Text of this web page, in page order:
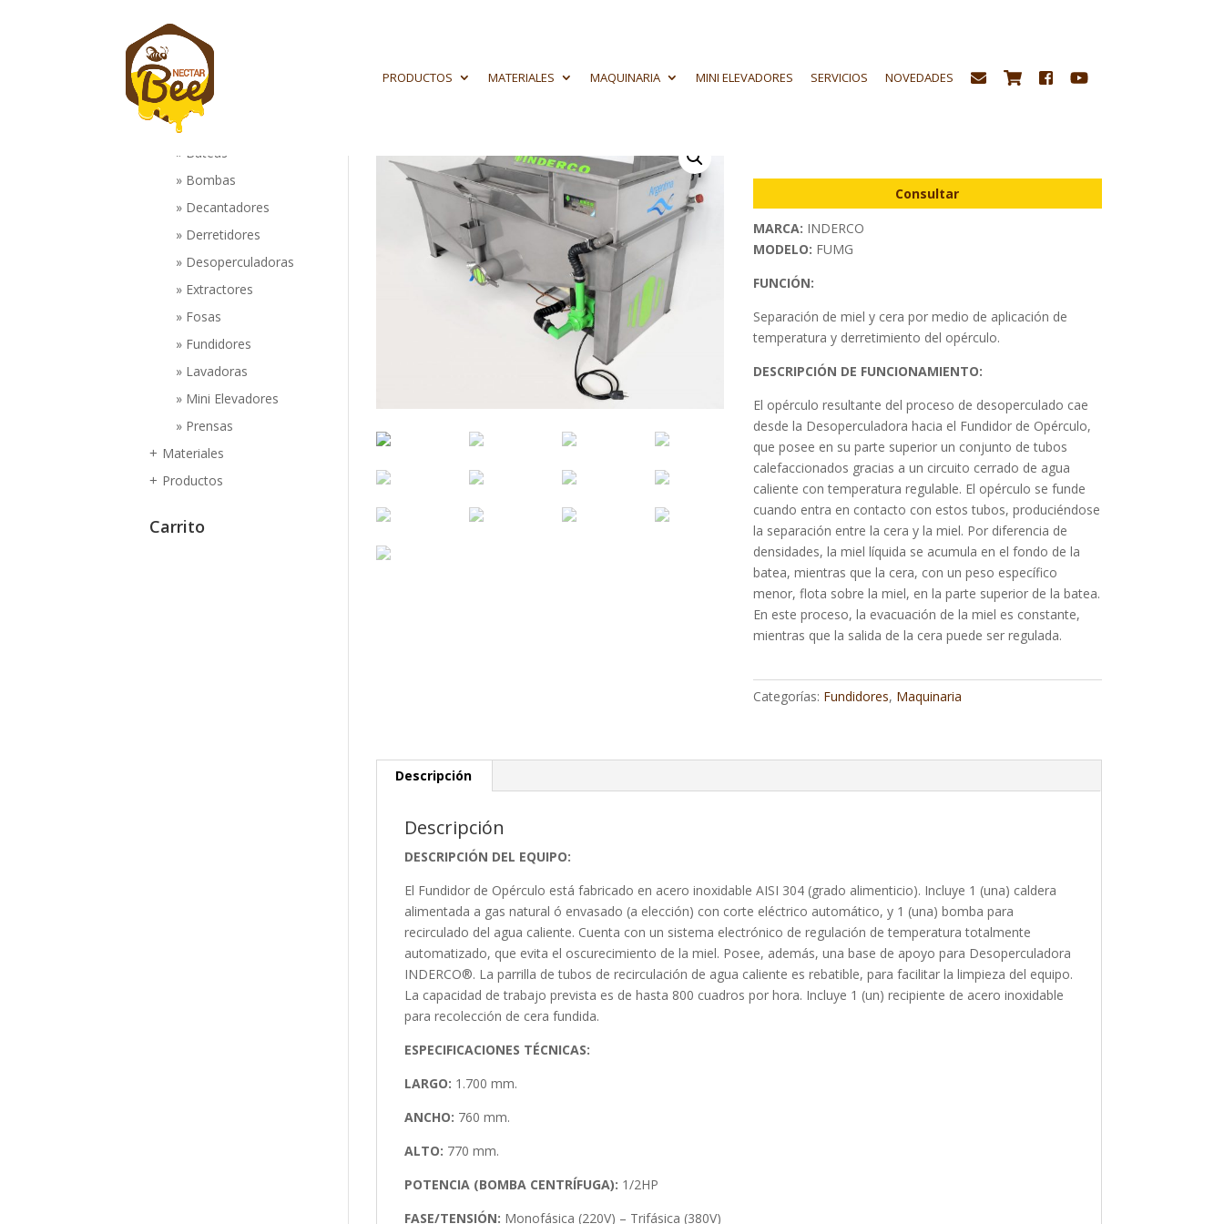
PRODUCTOS MATERIALES MAQUINARIA MINI ELEVADORES SERVICIOS
NOVEDADES
Consultar
MARCA: INDERCO
MODELO: FUMG
FUNCIÓN:
Separación de miel y cera por medio de aplicación de
temperatura y derretimiento del opérculo.
DESCRIPCIÓN DE FUNCIONAMIENTO:
El opérculo resultante del proceso de desoperculado cae
desde la Desoperculadora hacia el Fundidor de Opérculo,
que posee en su parte superior un conjunto de tubos
calefaccionados gracias a un circuito cerrado de agua
caliente con temperatura regulable. El opérculo se funde
cuando entra en contacto con estos tubos, produciéndose
la separación entre la cera y la miel. Por diferencia de
densidades, la miel líquida se acumula en el fondo de la
batea, mientras que la cera, con un peso específico
menor, flota sobre la miel, en la parte superior de la batea.
En este proceso, la evacuación de la miel es constante,
mientras que la salida de la cera puede ser regulada.
Categorías: Fundidores, Maquinaria
Descripción
Descripción
DESCRIPCIÓN DEL EQUIPO:
El Fundidor de Opérculo está fabricado en acero inoxidable AISI 304 (grado alimenticio). Incluye 1 (una) caldera
alimentada a gas natural ó envasado (a elección) con corte eléctrico automático, y 1 (una) bomba para
recirculado del agua caliente. Cuenta con un sistema electrónico de regulación de temperatura totalmente
automatizado, que evita el oscurecimiento de la miel. Posee, además, una base de apoyo para Desoperculadora
INDERCO®. La parrilla de tubos de recirculación de agua caliente es rebatible, para facilitar la limpieza del equipo.
La capacidad de trabajo prevista es de hasta 800 cuadros por hora. Incluye 1 (un) recipiente de acero inoxidable
para recolección de cera fundida.
ESPECIFICACIONES TÉCNICAS:
LARGO: 1.700 mm.
ANCHO: 760 mm.
ALTO: 770 mm.
POTENCIA (BOMBA CENTRÍFUGA): 1/2HP
FASE/TENSIÓN: Monofásica (220V) – Trifásica (380V)
Productos
Maquinaria
Bateas
Bombas
Decantadores
Derretidores
Desoperculadoras
Extractores
Fosas
Fundidores
Lavadoras
Mini Elevadores
Prensas
+ Materiales
+ Productos
Carrito